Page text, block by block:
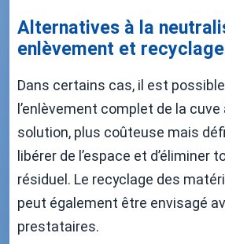
Alternatives à la
enlèvement et recyclage
Dans certains cas, il est
l’enlèvement complet de la
solution, plus coûteuse mais
libérer de l’espace et d’éliminer
résiduel. Le recyclage des
peut également être envisagé
prestataires.